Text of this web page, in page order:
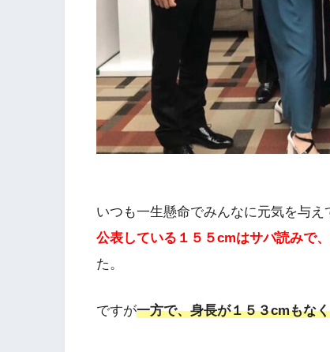
いつも一生懸命でみんなに元気を与え
公表している１５５cmはサバ読みで
た。
ですが一方で、身長が１５３cmもな